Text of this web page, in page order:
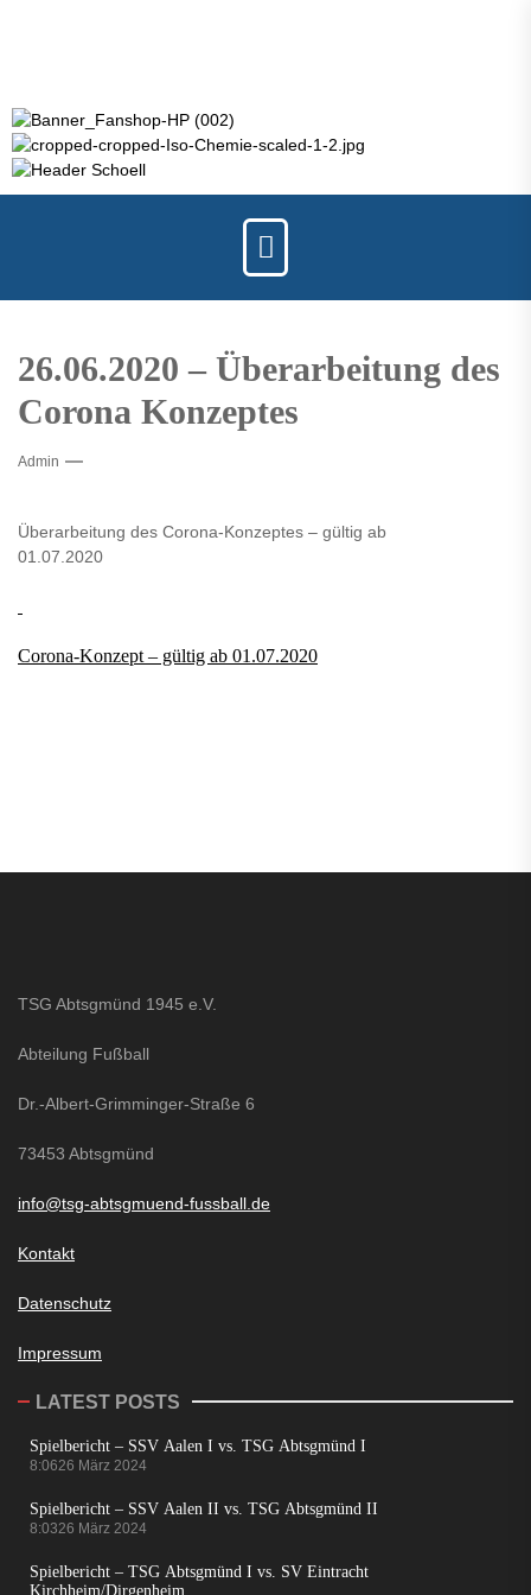
26.06.2020 – Überarbeitung des
Corona Konzeptes
Admin
Überarbeitung des Corona-Konzeptes – gültig ab
01.07.2020
Corona-Konzept – gültig ab 01.07.2020
TSG Abtsgmünd 1945 e.V.
Abteilung Fußball
Dr.-Albert-Grimminger-Straße 6
73453 Abtsgmünd
info@tsg-abtsgmuend-fussball.de
Kontakt
Datenschutz
Impressum
LATEST POSTS
Spielbericht – SSV Aalen I vs. TSG Abtsgmünd I
8:0626 März 2024
Spielbericht – SSV Aalen II vs. TSG Abtsgmünd II
8:0326 März 2024
Spielbericht – TSG Abtsgmünd I vs. SV Eintracht
Kirchheim/Dirgenheim